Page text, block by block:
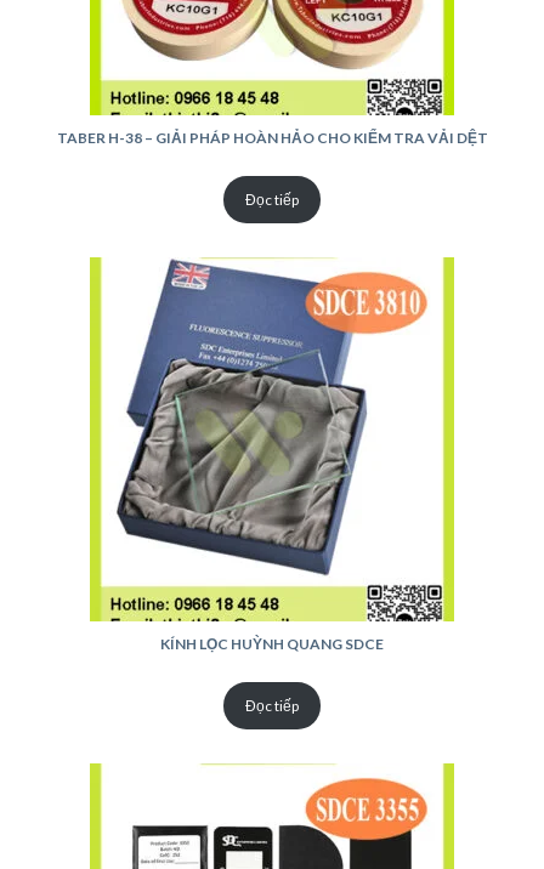
TABER H-38 – GIẢI PHÁP HOÀN HẢO CHO KIỂM TRA VẢI DỆT
Đọc tiếp
KÍNH LỌC HUỲNH QUANG SDCE
Đọc tiếp